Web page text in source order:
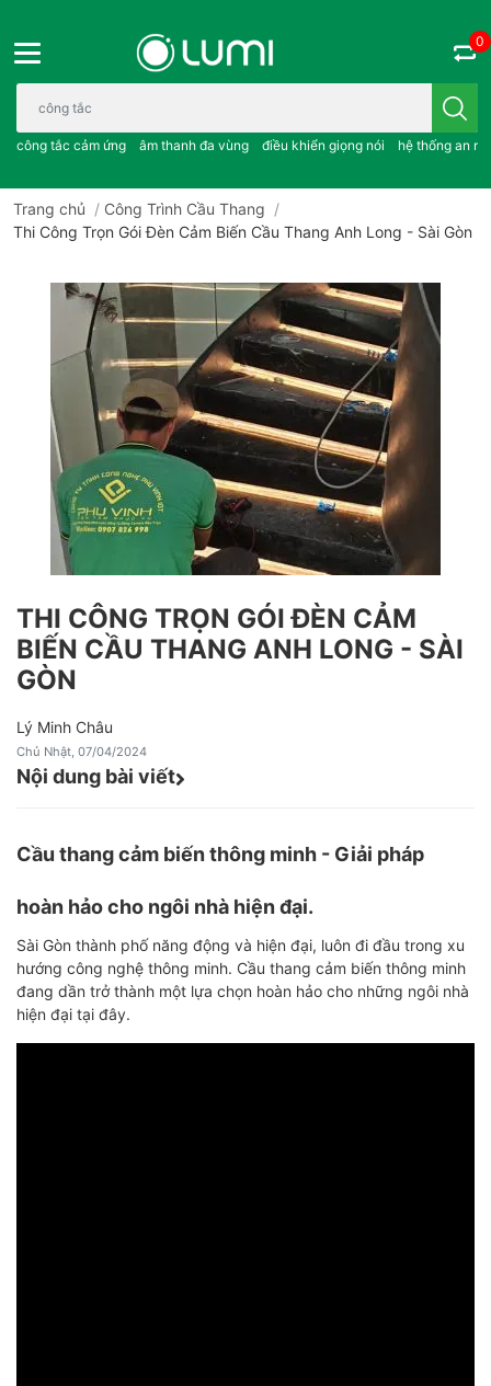
Bạn cần tìm gì..; công tắc cảm ứng..; âm thanh đa vùng ; điều
công tắc cảm ứng âm thanh đa vùng điều khiển giọng nói hệ thống an
0
Trang chủ / Công Trình Cầu Thang /
Thi Công Trọn Gói Đèn Cảm Biến Cầu Thang Anh Long - Sài Gòn
THI CÔNG TRỌN GÓI ĐÈN CẢM
BIẾN CẦU THANG ANH LONG - SÀI
GÒN
Lý Minh Châu
Chủ Nhật, 07/04/2024
Nội dung bài viết
Cầu thang cảm biến thông minh - Giải pháp
hoàn hảo cho ngôi nhà hiện đại.
Sài Gòn thành phố năng động và hiện đại, luôn đi đầu trong xu
hướng công nghệ thông minh. Cầu thang cảm biến thông minh
đang dần trở thành một lựa chọn hoàn hảo cho những ngôi nhà
hiện đại tại đây.